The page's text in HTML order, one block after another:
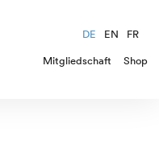
DE EN
FR
Mitgliedschaft
Shop